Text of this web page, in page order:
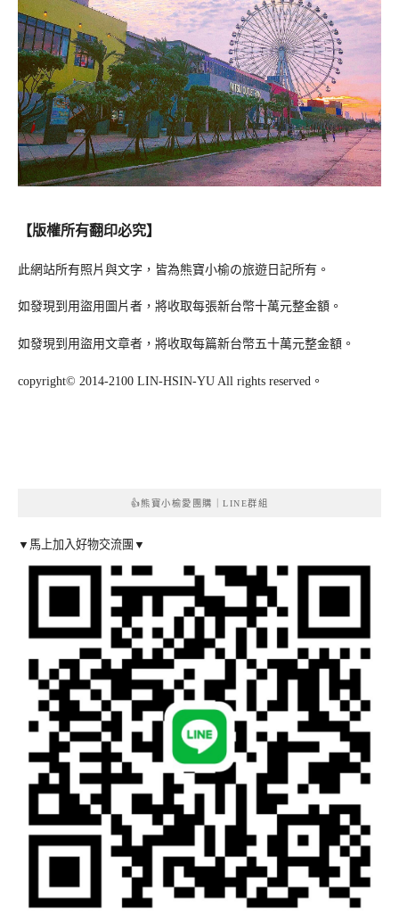
【版權所有翻印必究】
此網站所有照片與文字，皆為熊寶小榆の旅遊日記所有。
如發現到用盜用圖片者，將收取每張新台幣十萬元整金額。
如發現到用盜用文章者，將收取每篇新台幣五十萬元整金額。
copyright© 2014-2100 LIN-HSIN-YU All rights reserved。
👍熊寶小榆愛團購｜LINE群組
▼馬上加入好物交流團▼